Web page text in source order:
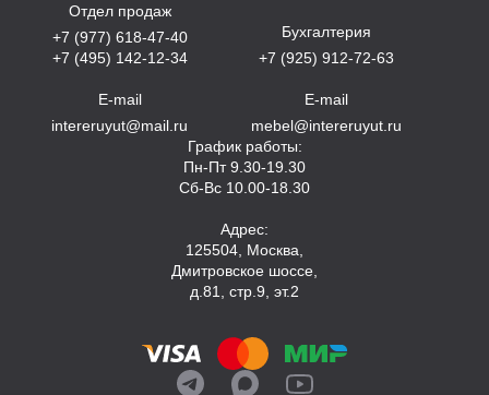
Отдел продаж
+7 (977) 618-47-40
+7 (495) 142-12-34
E-mail
intereruyut@mail.ru
Бухгалтерия
+7 (925) 912-72-63
E-mail
mebel@intereruyut.ru
График работы:
Пн-Пт 9.30-19.30
Сб-Вс 10.00-18.30
Адрес:
125504, Москва,
Дмитровское шоссе,
д.81, стр.9, эт.2